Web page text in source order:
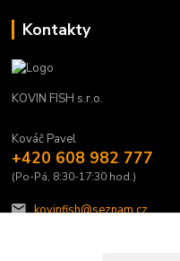
Kontakty
KOVIN FISH s.r.o.
Kováč Pavel
+420 608 982 777
(Po-Pá, 8:30-17:30 hod.)
kovinfish@seznam.cz